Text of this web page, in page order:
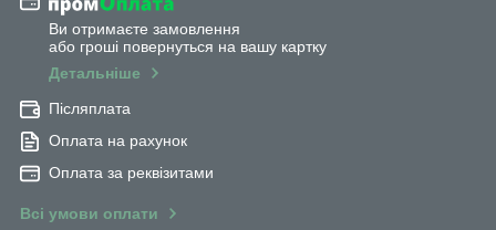
Ви отримаєте замовлення
або гроші повернуться на вашу картку
Детальніше
Післяплата
Оплата на рахунок
Оплата за реквізитами
Всі умови оплати